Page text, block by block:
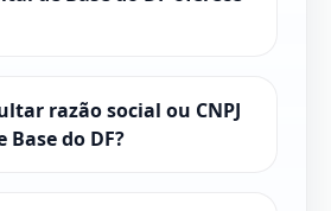
razão social ou CNPJ
Base do DF?